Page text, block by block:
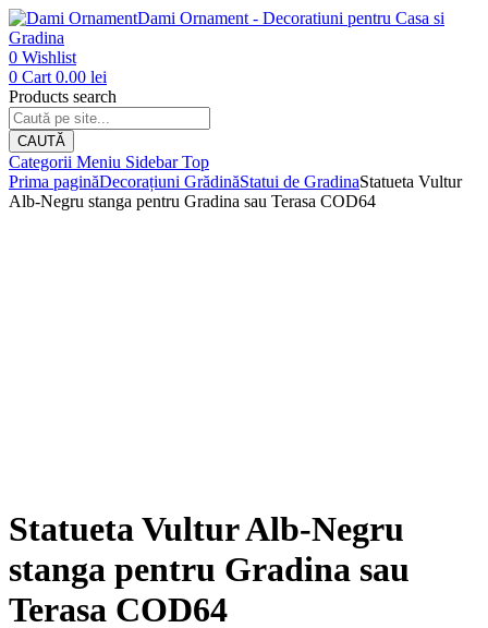
Dami Ornament - Decoratiuni pentru Casa si
Gradina
0 Wishlist
0 Cart 0.00 lei
Products search
CAUTĂ
Categorii Meniu Sidebar Top
Prima paginăDecorațiuni GrădinăStatui de GradinaStatueta Vultur
Alb-Negru stanga pentru Gradina sau Terasa COD64
Statueta Vultur Alb-Negru
stanga pentru Gradina sau
Terasa COD64